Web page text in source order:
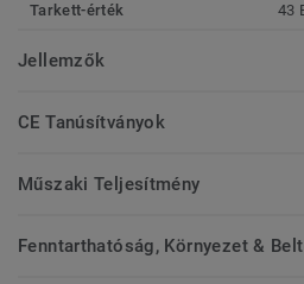
Tarkett-érték 43
Jellemzők
CE Tanúsítványok
Műszaki Teljesítmény
Fenntarthatóság, Környezet &